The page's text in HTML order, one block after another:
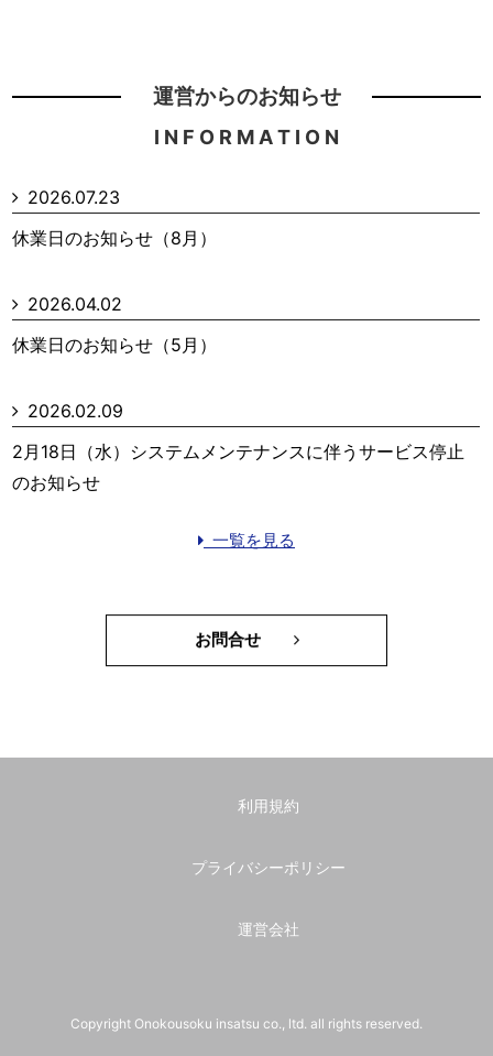
運営からのお知らせ
I N F O R M A T I O N
2026.07.23
休業日のお知らせ（8月）
2026.04.02
休業日のお知らせ（5月）
2026.02.09
2月18日（水）システムメンテナンスに伴うサービス停止
のお知らせ
一覧を見る
お問合せ
利用規約
プライバシーポリシー
運営会社
Copyright Onokousoku insatsu co., ltd. all rights reserved.